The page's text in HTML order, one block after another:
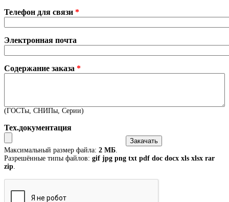
Телефон для связи *
Электронная почта
Содержание заказа *
(ГОСТы, СНИПы, Серии)
Тех.документация
Максимальный размер файла: 2 МБ
Разрешённые типы файлов: gif jpg png txt pdf doc docx xls xlsx rar
zip